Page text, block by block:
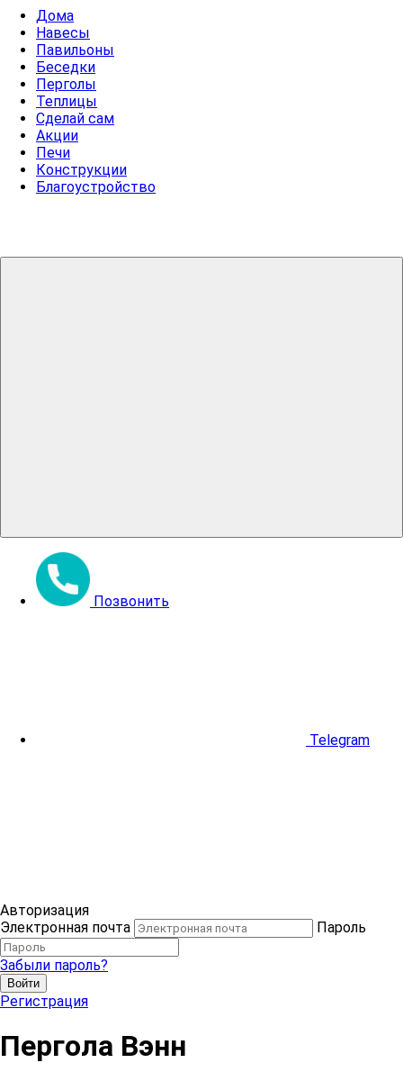
Дома
Навесы
Павильоны
Беседки
Перголы
Теплицы
Сделай сам
Акции
Печи
Конструкции
Благоустройство
Позвонить
Telegram
Авторизация
Электронная почта
Пароль
Забыли пароль?
Войти
Регистрация
Пергола Вэнн